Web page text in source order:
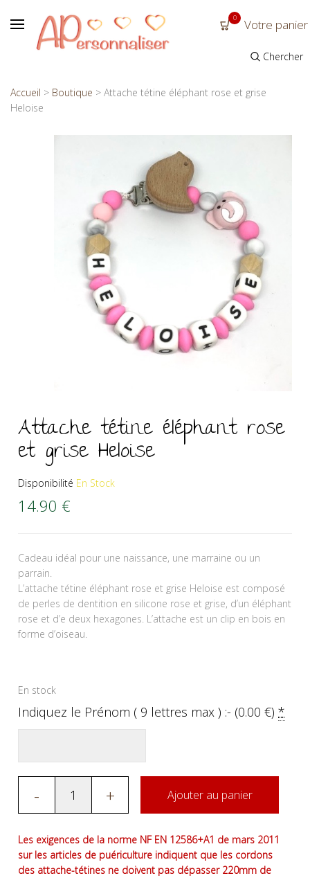
0 Votre panier
Chercher
Accueil > Boutique > Attache tétine éléphant rose et grise
Heloise
Attache tétine éléphant rose
et grise Heloise
Disponibilité En Stock
14.90 €
Cadeau idéal pour une naissance, une marraine ou un
parrain.
L’attache tétine éléphant rose et grise Heloise est composé
de perles de dentition en silicone rose et grise, d’un éléphant
rose et d’e deux hexagones. L’attache est un clip en bois en
forme d’oiseau.
En stock
Indiquez le Prénom ( 9 lettres max ) :- (0.00€)*
- + Ajouter au panier
Les exigences de la norme NF EN 12586+A1 de mars 2011
sur les articles de puériculture indiquent que les cordons
des attache-tétines ne doivent pas dépasser 220mm de